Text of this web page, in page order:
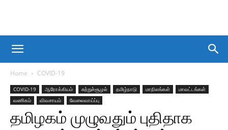
Home COVID-19
COVID-19 ஆரோக்கியம் சுற்றுச்சூழல் தமிழ்நாடு மாநிலங்கள்
மாவட்டங்கள்
வணிகம்
விவசாயம் வேலைவாய்ப்பு
தமிழகம் முழுவதும் புதிதாக